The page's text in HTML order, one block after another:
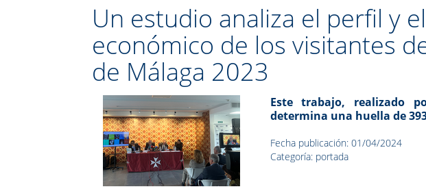
Un estudio analiza el perfil y
económico de los visitantes
de Málaga 2023
Este trabajo, realizado
determina una huella de
Fecha publicación: 01/04/2024
Categoría: portada